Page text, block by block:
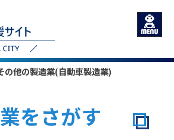
の他の製造業(自動車製造業)
をさがす